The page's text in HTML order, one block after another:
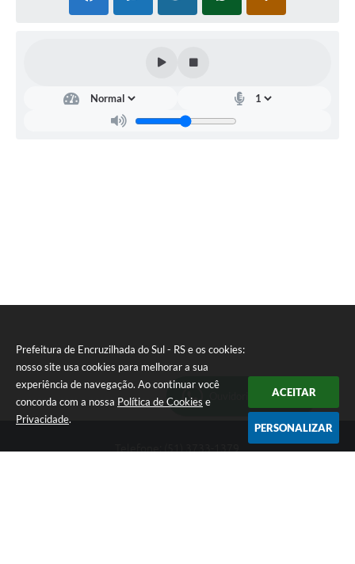
Prefeitura de Encruzilhada do Sul - RS e os cookies:
nosso site usa cookies para melhorar a sua
experiência de navegação. Ao continuar você
concorda com a nossa Política de Cookies e
Privacidade.
ACEITAR
PERSONALIZAR
Ouvidoria Municipal